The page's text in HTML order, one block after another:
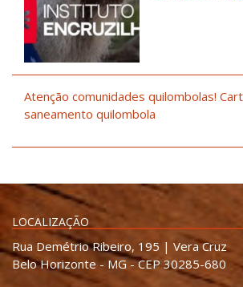
Atenção comunidades quilombolas!
saneamento quilombola
LOCALIZAÇÃO
Rua Demétrio Ribeiro, 195 | Vera Cruz
Belo Horizonte - MG - CEP 30285-680